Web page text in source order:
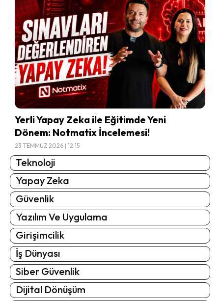
Yerli Yapay Zeka ile Eğitimde Yeni
Dönem: Notmatix İncelemesi!
23 TEMMUZ 2026 | 12:15
Teknoloji
Yapay Zeka
Güvenlik
Yazılım Ve Uygulama
Girişimcilik
İş Dünyası
Siber Güvenlik
Dijital Dönüşüm